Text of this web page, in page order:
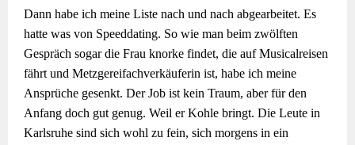
Dann habe ich meine Liste nach und nach abgearbeitet. Es
hatte was von Speeddating. So wie man beim zwölften
Gespräch sogar die Frau knorke findet, die auf Musicalreisen
fährt und Metzgereifachverkäuferin ist, habe ich meine
Ansprüche gesenkt. Der Job ist kein Traum, aber für den
Anfang doch gut genug. Weil er Kohle bringt. Die Leute in
Karlsruhe sind sich wohl zu fein, sich morgens in ein